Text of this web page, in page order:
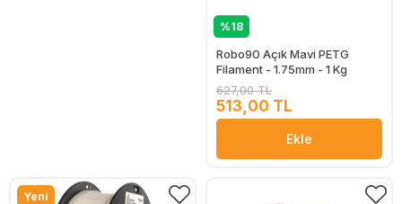
%18
Robo90 Açık Mavi PETG
Filament - 1.75mm - 1 Kg
627,00 TL
513,00 TL
Ekle
Yeni